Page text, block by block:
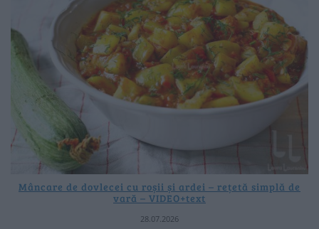
Mâncare de dovlecei cu roșii și ardei – rețetă simplă de
vară – VIDEO+text
28.07.2026